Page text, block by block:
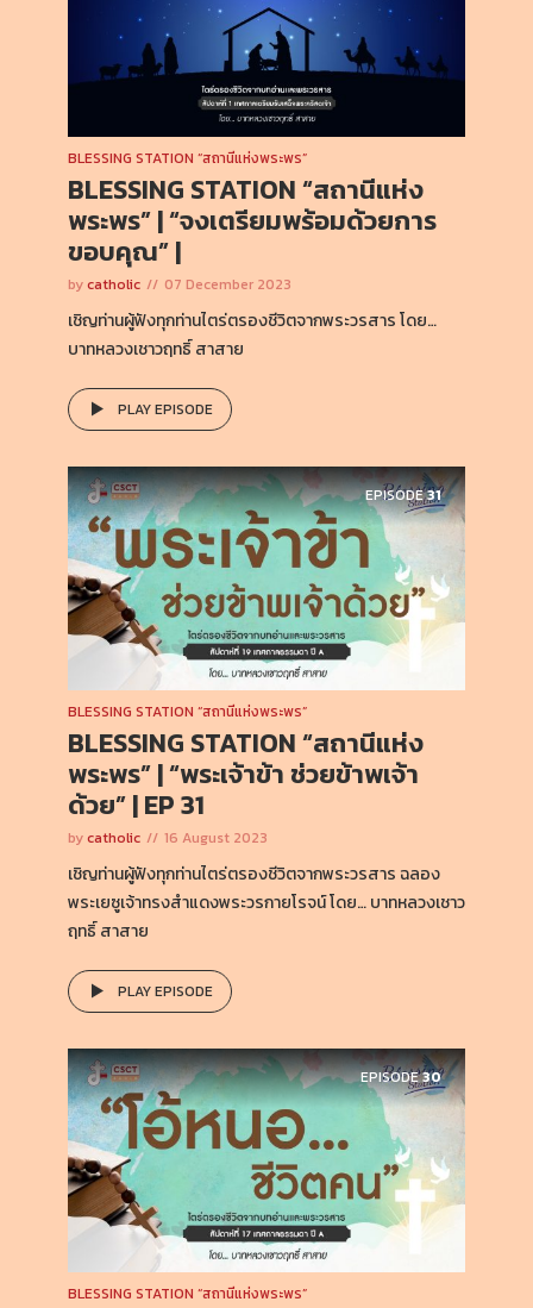
BLESSING STATION “สถานีแห่งพระพร”
BLESSING STATION “สถานีแห่ง
พระพร” | “จงเตรียมพร้อมด้วยการ
ขอบคุณ” |
bycatholic 07 December 2023
เชิญท่านผู้ฟังทุกท่านไตร่ตรองชีวิตจากพระวรสาร โดย…
บาทหลวงเชาวฤทธิ์ สาสาย
PLAY EPISODE
EPISODE31
BLESSING STATION “สถานีแห่งพระพร”
BLESSING STATION “สถานีแห่ง
พระพร” | “พระเจ้าข้า ช่วยข้าพเจ้า
ด้วย” | EP 31
bycatholic 16 August 2023
เชิญท่านผู้ฟังทุกท่านไตร่ตรองชีวิตจากพระวรสาร ฉลอง
พระเยซูเจ้าทรงสำแดงพระวรกายโรจน์ โดย… บาทหลวงเชาว
ฤทธิ์ สาสาย
PLAY EPISODE
EPISODE30
BLESSING STATION “สถานีแห่งพระพร”